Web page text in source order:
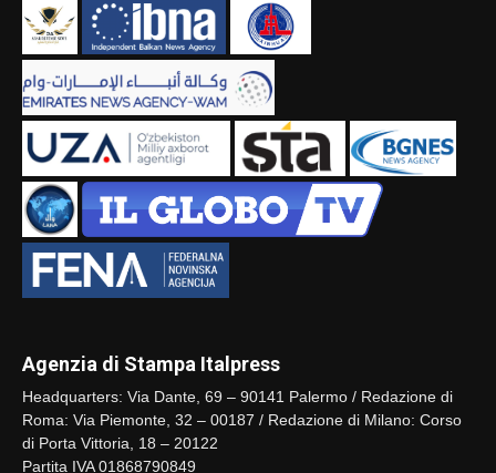
Agenzia di Stampa Italpress
Headquarters: Via Dante, 69 – 90141 Palermo / Redazione di
Roma: Via Piemonte, 32 – 00187 / Redazione di Milano: Corso
di Porta Vittoria, 18 – 20122
Partita IVA 01868790849